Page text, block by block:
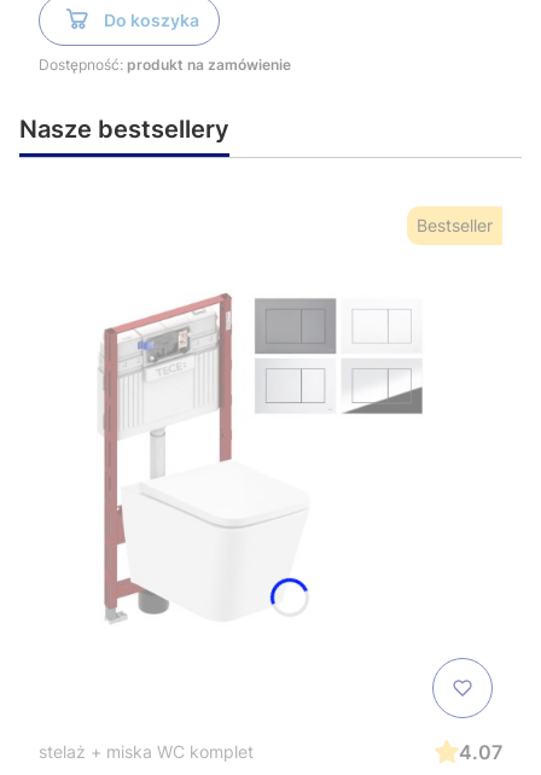
Do koszyka
Dostępność: produkt na zamówienie
Nasze bestsellery
Bestseller
stelaż + miska WC komplet
4.07